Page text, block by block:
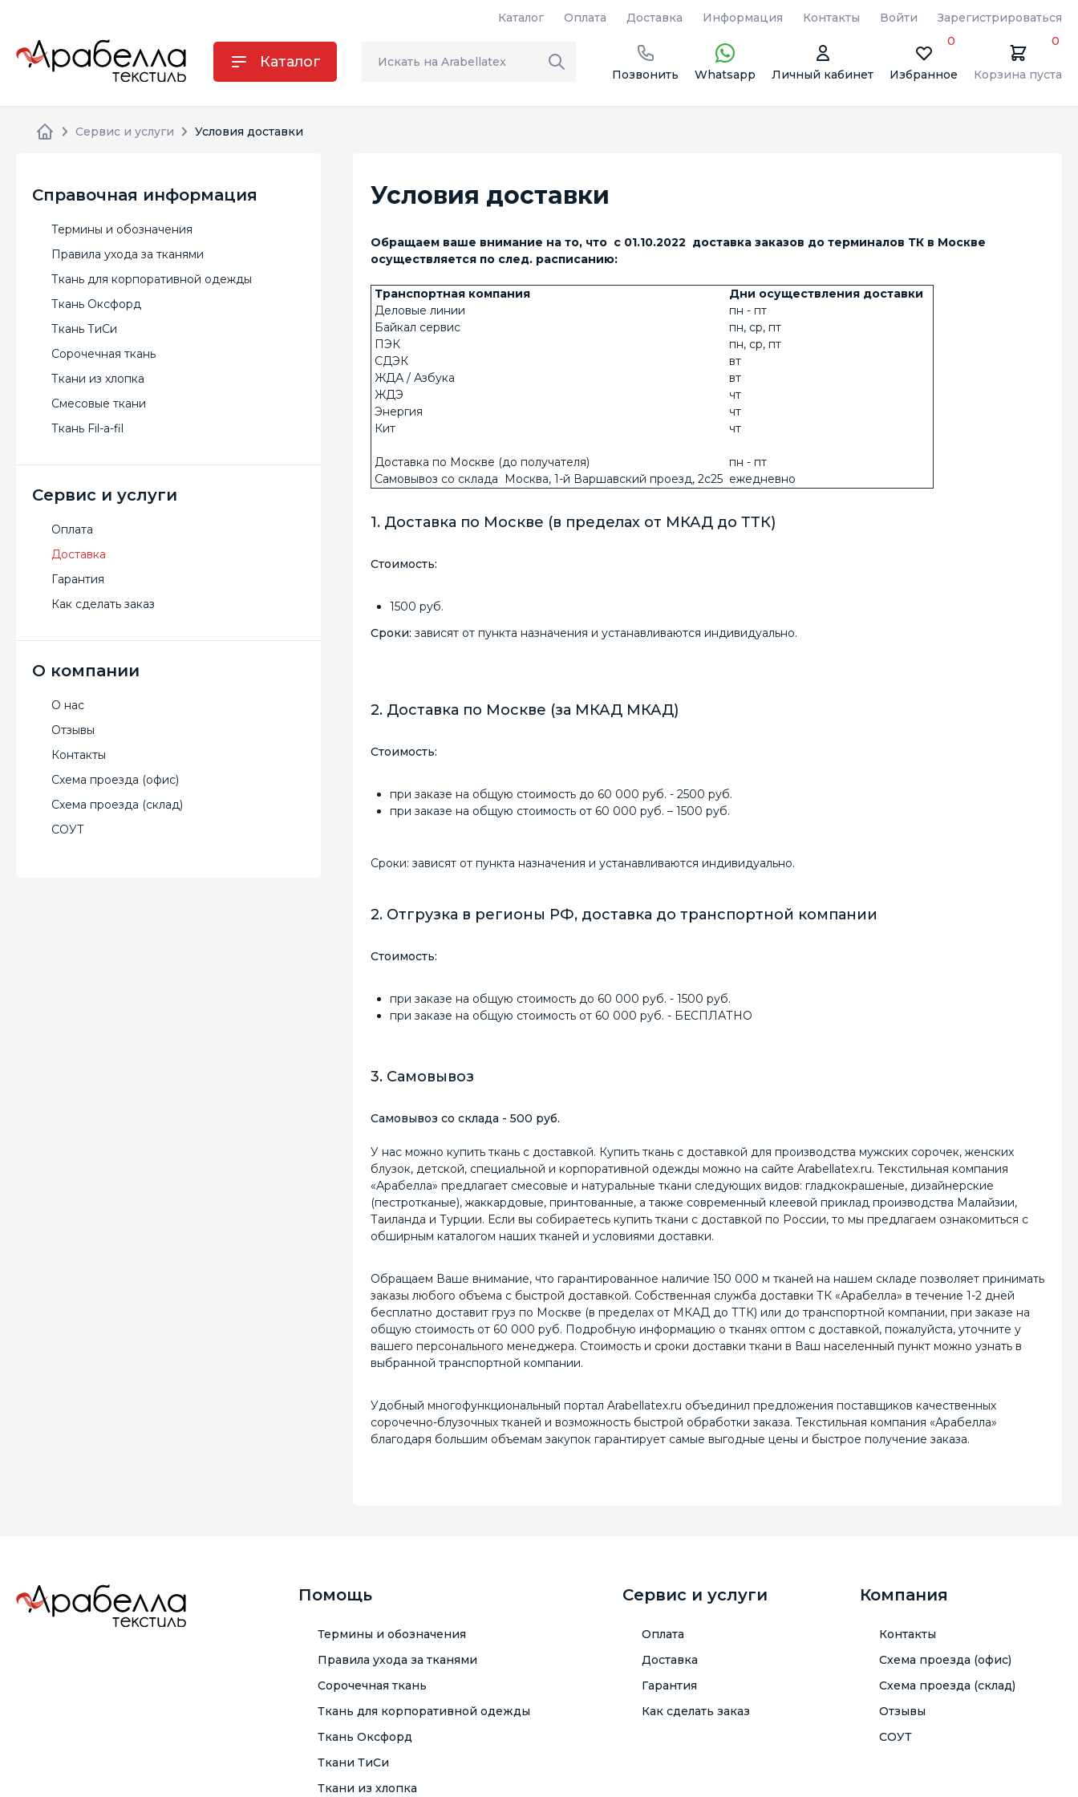
Каталог Оплата Доставка Информация Контакты Войти Зарегистрироваться
Каталог
Позвонить Whatsapp Личный кабинет Избранное
0
Корзина пуста
0
Сервис и услуги Условия доставки
Справочная информация
Термины и обозначения
Правила ухода за тканями
Ткань для корпоративной одежды
Ткань Оксфорд
Ткань ТиСи
Сорочечная ткань
Ткани из хлопка
Смесовые ткани
Ткань Fil-a-fil
Сервис и услуги
Оплата
Доставка
Гарантия
Как сделать заказ
О компании
О нас
Отзывы
Контакты
Схема проезда (офис)
Схема проезда (склад)
СОУТ
Условия доставки
Обращаем ваше внимание на то, что с 01.10.2022 доставка заказов до терминалов ТК в Москве
осуществляется по след. расписанию:
Транспортная компания
Дни осуществления доставки
Деловые линии
пн - пт
Байкал сервис
пн, ср, пт
ПЭК
пн, ср, пт
СДЭК
вт
ЖДА / Азбука
вт
ЖДЭ
чт
Энергия
чт
Кит
чт
Доставка по Москве (до получателя)
пн - пт
Самовывоз со склада Москва, 1-й Варшавский проезд, 2с25 ежедневно
1. Доставка по Москве (в пределах от МКАД до ТТК)
Стоимость:
1500 руб.
Сроки: зависят от пункта назначения и устанавливаются индивидуально.
2. Доставка по Москве (за МКАД МКАД)
Стоимость:
при заказе на общую стоимость до 60 000 руб. - 2500 руб.
при заказе на общую стоимость от 60 000 руб. – 1500 руб.
Сроки: зависят от пункта назначения и устанавливаются индивидуально.
2. Отгрузка в регионы РФ, доставка до транспортной компании
Стоимость:
при заказе на общую стоимость до 60 000 руб. - 1500 руб.
при заказе на общую стоимость от 60 000 руб. - БЕСПЛАТНО
3. Самовывоз
Самовывоз со склада - 500 руб.
У нас можно купить ткань с доставкой. Купить ткань с доставкой для производства мужских сорочек, женских
блузок, детской, специальной и корпоративной одежды можно на сайте Arabellatex.ru. Текстильная компания
«Арабелла» предлагает смесовые и натуральные ткани следующих видов: гладкокрашеные, дизайнерские
(пестротканые), жаккардовые, принтованные, а также современный клеевой приклад производства Малайзии,
Таиланда и Турции. Если вы собираетесь купить ткани с доставкой по России, то мы предлагаем ознакомиться с
обширным каталогом наших тканей и условиями доставки.
Обращаем Ваше внимание, что гарантированное наличие 150 000 м тканей на нашем складе позволяет принимать
заказы любого объема с быстрой доставкой. Собственная служба доставки ТК «Арабелла» в течение 1-2 дней
бесплатно доставит груз по Москве (в пределах от МКАД до ТТК) или до транспортной компании, при заказе на
общую стоимость от 60 000 руб. Подробную информацию о тканях оптом с доставкой, пожалуйста, уточните у
вашего персонального менеджера. Стоимость и сроки доставки ткани в Ваш населенный пункт можно узнать в
выбранной транспортной компании.
Удобный многофункциональный портал Arabellatex.ru объединил предложения поставщиков качественных
сорочечно-блузочных тканей и возможность быстрой обработки заказа. Текстильная компания «Арабелла»
благодаря большим объемам закупок гарантирует самые выгодные цены и быстрое получение заказа.
Помощь
Термины и обозначения
Правила ухода за тканями
Сорочечная ткань
Ткань для корпоративной одежды
Ткань Оксфорд
Ткани ТиСи
Ткани из хлопка
Сервис и услуги
Оплата
Доставка
Гарантия
Как сделать заказ
Компания
Контакты
Схема проезда (офис)
Схема проезда (склад)
Отзывы
СОУТ